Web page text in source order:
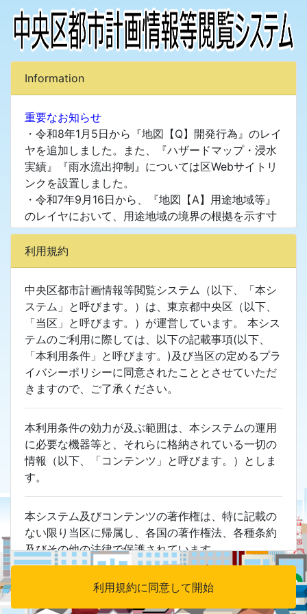
Information
重要なお知らせ
・令和8年1月5日から『地図【Q】開発行為』のレイ
ヤを追加しました。また、『ハザードマップ・浸水
実績』『雨水流出抑制』については区Webサイトリ
ンクを設置しました。
・令和7年9月16日から、『地図【A】用途地域等』
のレイヤにおいて、用途地域の境界の根拠を示す寸
法値等の表示を追加しました。
・令和6年6月3日から『土地境界図』、『道路台帳
平面図』、『公共基準点』、『地籍調査履歴』を確
認することができるようになりました。
・背景図は令和３年度版地形図を利用しており、建
物形状が現状と異なる可能性があります。
新着情報（2025.3.13）
都市計画情報の更新を行いました。主な内容は以下
の通りです。
晴海地区地区計画の変更（第4－2街区の追加）に
伴う情報の更新
利用規約
中央区都市計画情報等閲覧システム（以下、「本シ
ステム」と呼びます。）は、東京都中央区（以下、
「当区」と呼びます。）が運営しています。 本シス
テムのご利用に際しては、以下の記載事項(以下、
「本利用条件」と呼びます。)及び当区の定めるプラ
イバシーポリシーに同意されたこととさせていただ
きますので、ご了承ください。
本利用条件の効力が及ぶ範囲は、本システムの運用
に必要な機器等と、それらに格納されている一切の
情報（以下、「コンテンツ」と呼びます。）としま
す。
本システム及びコンテンツの著作権は、特に記載の
ない限り当区に帰属し、各国の著作権法、各種条約
及びその他の法律で保護されています。
本システムでは次の行為を禁止します。 営利目的で
利用規約に同意して開始